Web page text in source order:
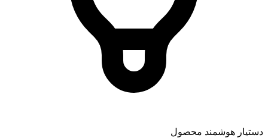
دستیار هوشمند محصول